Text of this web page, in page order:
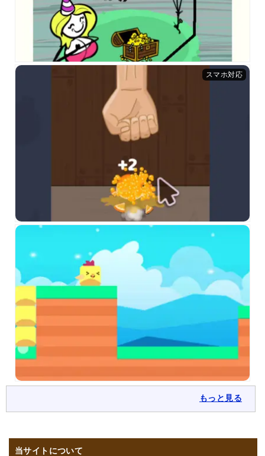
もっと見る
当サイトについて